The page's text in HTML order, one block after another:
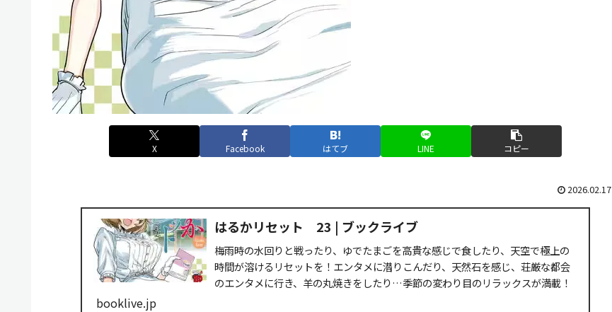
X Facebook はてブ LINE コピー
2026.02.17
はるかリセット 23 | ブックライブ
梅雨時の水回りと戦ったり、ゆでたまごを高貴な感じで食したり、天空で極上の
時間が溶けるリセットを！エンタメに潜りこんだり、天然石を感じ、荘厳な都会
のエンタメに行き、羊の丸焼きをしたり…季節の変わり目のリラックスが満載！
booklive.jp